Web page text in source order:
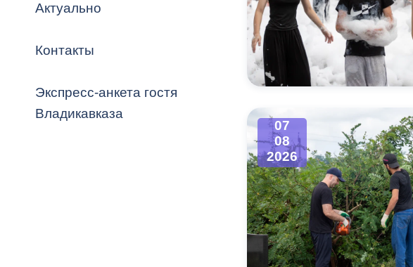
Владикавказ
Распоряжения, постановления
ОРВ и экспертиза НПА
Оценка деятельности органов
Открытые данные
Актуально
Контакты
Экспресс-анкета гостя
Владикавказа
07
08
2026